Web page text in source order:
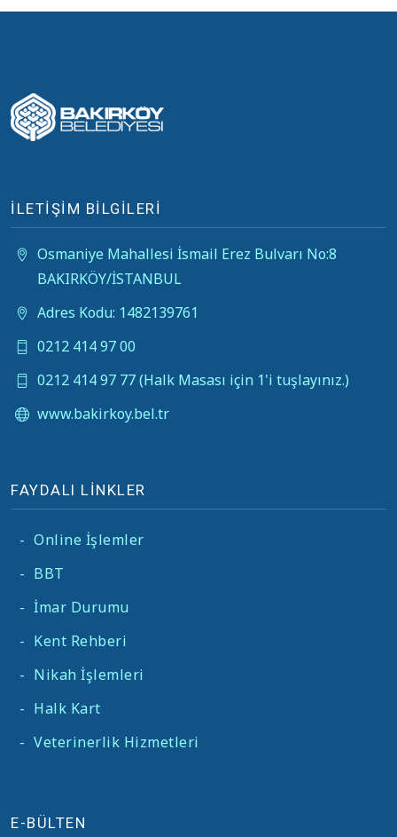
İLETİŞİM BİLGİLERİ
Osmaniye Mahallesi İsmail Erez Bulvarı No:8
BAKIRKÖY/İSTANBUL
Adres Kodu: 1482139761
0212 414 97 00
0212 414 97 77 (Halk Masası için 1'i tuşlayınız.)
www.bakirkoy.bel.tr
FAYDALI LİNKLER
- Online İşlemler
- BBT
- İmar Durumu
- Kent Rehberi
- Nikah İşlemleri
- Halk Kart
- Veterinerlik Hizmetleri
E-BÜLTEN